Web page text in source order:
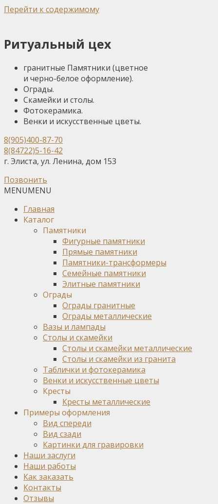
Перейти к содержимому
Ритуальный цех
гранитные Памятники (цветное
и черно-белое оформление).
Ограды.
Скамейки и столы.
Фотокерамика.
Венки и искусственные цветы.
8(905)400-87-70
8(84722)5-16-42
г. Элиста, ул. Ленина, дом 153
Позвонить
MENUMENU
Главная
Каталог
Памятники
Фигурные памятники
Прямые памятники
Памятники-трансформеры
Семейные памятники
Элитные памятники
Ограды
Ограды гранитные
Ограды металлические
Вазы и лампады
Столы и скамейки
Столы и скамейки металлические
Столы и скамейки из гранита
Таблички и фотокерамика
Венки и искусственные цветы
Кресты
Кресты металлические
Примеры оформления
Вид спереди
Вид сзади
Картинки для гравировки
Наши заслуги
Наши работы
Как заказать
Контакты
Отзывы